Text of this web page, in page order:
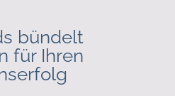
bündelt
für Ihren